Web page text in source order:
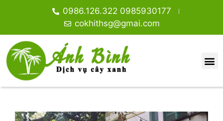
0986.126.322 0985930177
cokhithsg@gmai.com